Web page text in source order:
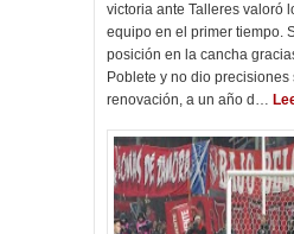
victoria ante Talleres valoró
equipo en el primer tiempo.
posición en la cancha
Poblete y no dio precisiones
renovación, a un año d…